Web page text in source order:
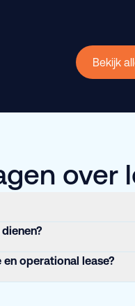
Bekijk
over
operational lease?